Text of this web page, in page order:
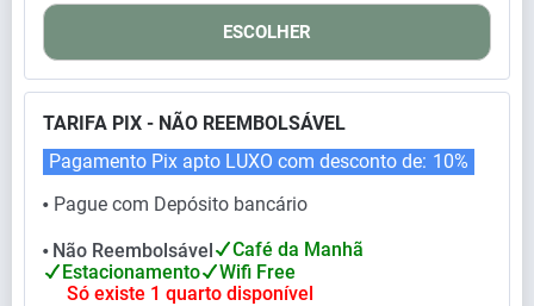
ESCOLHER
TARIFA PIX - NÃO REEMBOLSÁVEL
⬤ Pague com Depósito bancário
Pagamento Pix apto LUXO com desconto de: 10%
⬤ Não Reembolsável
Café da Manhã
Estacionamento
Wifi Free
Só existe 1 quarto disponível